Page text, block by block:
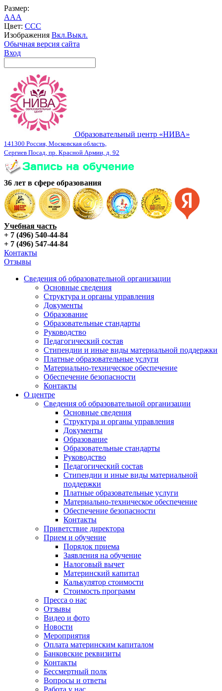
Размер:
AAA
Цвет: CCC
Изображения Вкл.Выкл.
Обычная версия сайта
Вход
Образовательный центр «НИВА»
141300 Россия, Московская область,
Сергиев Посад, пр. Красной Армии, д. 92
36 лет в сфере образования
Учебная часть
+ 7 (496) 540-44-84
+ 7 (496) 547-44-84
Контакты
Отзывы
Сведения об образовательной организации
Основные сведения
Структура и органы управления
Документы
Образование
Образовательные стандарты
Руководство
Педагогический состав
Стипендии и иные виды материальной поддержки
Платные образовательные услуги
Материально-техническое обеспечение
Обеспечение безопасности
Контакты
О центре
Сведения об образовательной организации
Основные сведения
Структура и органы управления
Документы
Образование
Образовательные стандарты
Руководство
Педагогический состав
Стипендии и иные виды материальной
поддержки
Платные образовательные услуги
Материально-техническое обеспечение
Обеспечение безопасности
Контакты
Приветствие директора
Прием и обучение
Порядок приема
Заявления на обучение
Налоговый вычет
Материнский капитал
Калькулятор стоимости
Стоимость программ
Пресса о нас
Отзывы
Видео и фото
Новости
Мероприятия
Оплата материнским капиталом
Банковские реквизиты
Контакты
Бессмертный полк
Вопросы и ответы
Работа у нас